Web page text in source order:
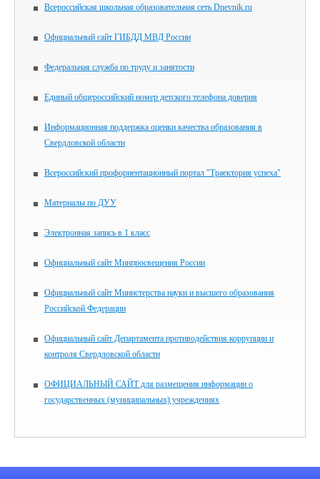
Всероссийская школьная образовательная сеть Dnevnik.ru
Официальный сайт ГИБДД МВД России
Федеральная служба по труду и занятости
Единый общероссийский номер детского телефона доверия
Информационная поддержка оценки качества образования в
Свердловской области
Всероссийский профориентационный портал "Траектория успеха"
Материалы по ДУУ
Электронная запись в 1 класс
Официальный сайт Минпросвещения России
Официальный сайт Министерства науки и высшего образования
Российской Федерации
Официальный сайт Департамента противодействия коррупции и
контроля Свердловской области
ОФИЦИАЛЬНЫЙ САЙТ для размещения информации о
государственных (муниципальных) учреждениях